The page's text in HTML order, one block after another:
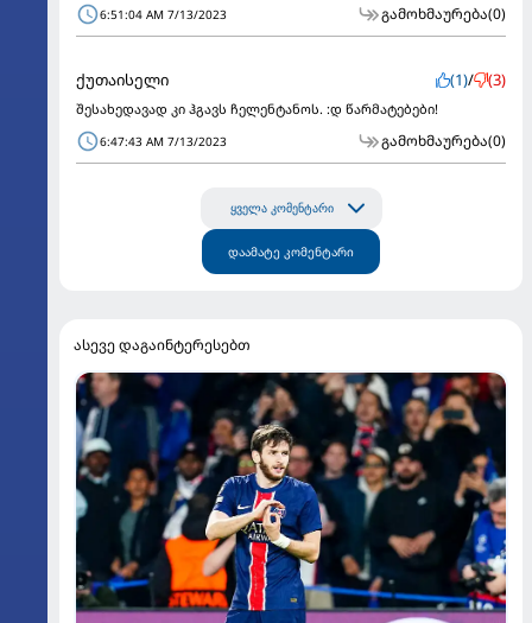
6:51:04 AM 7/13/2023 გამოხმაურება(0)
ქუთაისელი (1)/ (3)
შესახედავად კი ჰგავს ჩელენტანოს. :დ წარმატებები!
6:47:43 AM 7/13/2023 გამოხმაურება(0)
ყველა კომენტარი
დაამატე კომენტარი
ასევე დაგაინტერესებთ